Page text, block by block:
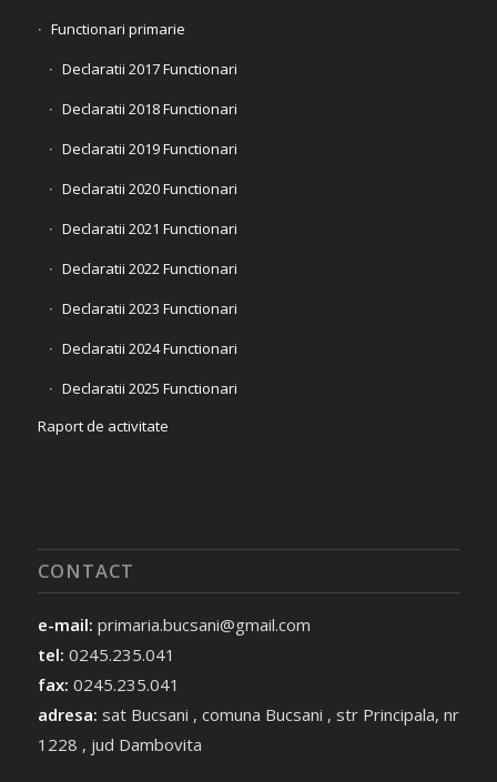
Functionari primarie
Declaratii 2017 Functionari
Declaratii 2018 Functionari
Declaratii 2019 Functionari
Declaratii 2020 Functionari
Declaratii 2021 Functionari
Declaratii 2022 Functionari
Declaratii 2023 Functionari
Declaratii 2024 Functionari
Declaratii 2025 Functionari
Raport de activitate
CONTACT
e-mail: primaria.bucsani@gmail.com
tel: 0245.235.041
fax: 0245.235.041
adresa: sat Bucsani , comuna Bucsani , str Principala, nr
1228 , jud Dambovita